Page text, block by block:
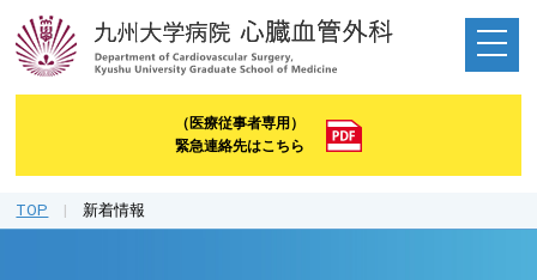
（医療従事者専用）
緊急連絡先はこちら
TOP | 新着情報